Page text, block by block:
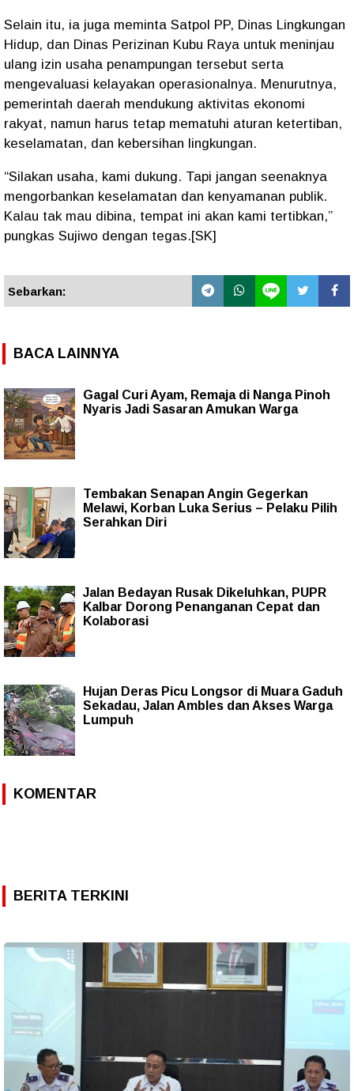
Selain itu, ia juga meminta Satpol PP, Dinas Lingkungan
Hidup, dan Dinas Perizinan Kubu Raya untuk meninjau
ulang izin usaha penampungan tersebut serta
mengevaluasi kelayakan operasionalnya. Menurutnya,
pemerintah daerah mendukung aktivitas ekonomi
rakyat, namun harus tetap mematuhi aturan ketertiban,
keselamatan, dan kebersihan lingkungan.
“Silakan usaha, kami dukung. Tapi jangan seenaknya
mengorbankan keselamatan dan kenyamanan publik.
Kalau tak mau dibina, tempat ini akan kami tertibkan,”
pungkas Sujiwo dengan tegas.[SK]
Sebarkan:
BACA LAINNYA
Gagal Curi Ayam, Remaja di Nanga Pinoh
Nyaris Jadi Sasaran Amukan Warga
Tembakan Senapan Angin Gegerkan
Melawi, Korban Luka Serius – Pelaku Pilih
Serahkan Diri
Jalan Bedayan Rusak Dikeluhkan, PUPR
Kalbar Dorong Penanganan Cepat dan
Kolaborasi
Hujan Deras Picu Longsor di Muara Gaduh
Sekadau, Jalan Ambles dan Akses Warga
Lumpuh
KOMENTAR
BERITA TERKINI